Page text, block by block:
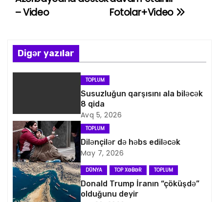
z
n
a
i
q
a
s
Fotolar+Video
– Video
Digər yazılar
TOPLUM
Susuzluğun qarşısını ala biləcək
8 qida
Avq 5, 2026
TOPLUM
Dilənçilər də həbs ediləcək
May 7, 2026
DÜNYA TOP XƏBƏR TOPLUM
Donald Trump İranın “çöküşdə”
olduğunu deyir